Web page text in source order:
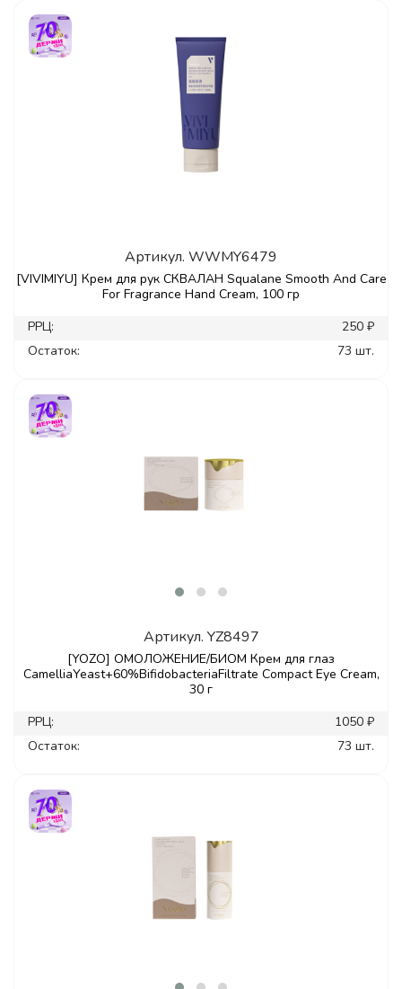
Артикул. WWMY6479
[VIVIMIYU] Крем для рук СКВАЛАН Squalane Smooth And Care
For Fragrance Hand Cream, 100 гр
РРЦ:
250 ₽
Остаток:
73 шт.
Артикул. YZ8497
[YOZO] ОМОЛОЖЕНИЕ/БИОМ Крем для глаз
CamelliaYeast+60%BifidobacteriaFiltrate Compact Eye Cream,
30 г
РРЦ:
1050 ₽
Остаток:
73 шт.